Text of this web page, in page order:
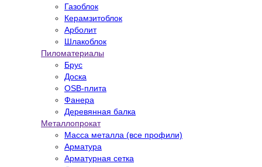
Газоблок
Керамзитоблок
Арболит
Шлакоблок
Пиломатериалы
Брус
Доска
OSB-плита
Фанера
Деревянная балка
Металлопрокат
Масса металла (все профили)
Арматура
Арматурная сетка